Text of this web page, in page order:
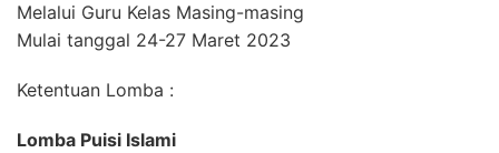
Melalui Guru Kelas Masing-masing
Mulai tanggal 24-27 Maret 2023
Ketentuan Lomba :
Lomba Puisi Islami